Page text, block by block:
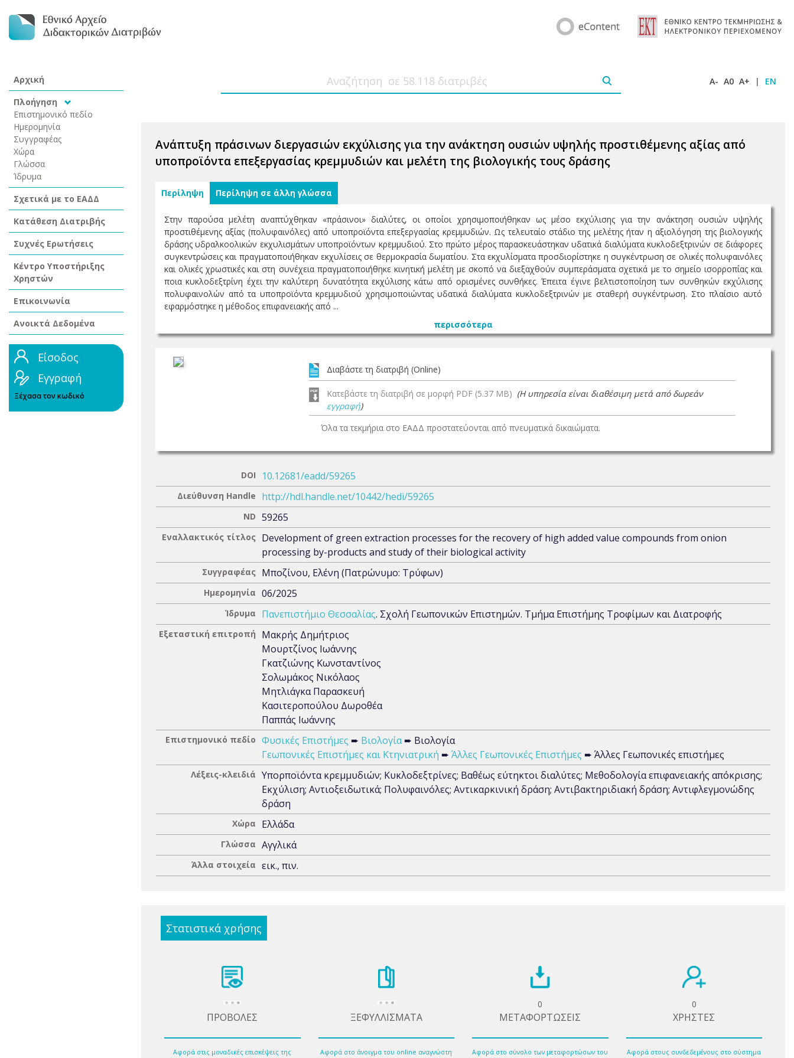
Αρχική
Πλοήγηση
Επιστημονικό πεδίο
Ημερομηνία
Συγγραφέας
Χώρα
Γλώσσα
Ίδρυμα
Σχετικά με το ΕΑΔΔ
Κατάθεση Διατριβής
Συχνές Ερωτήσεις
Κέντρο Υποστήριξης
Χρηστών
Επικοινωνία
Ανοικτά Δεδομένα
Είσοδος
Εγγραφή
Ξέχασα τον κωδικό
A- A0 A+ | EN
Ανάπτυξη πράσινων διεργασιών εκχύλισης για την ανάκτηση ουσιών υψηλής προστιθέμενης αξίας από
υποπροϊόντα επεξεργασίας κρεμμυδιών και μελέτη της βιολογικής τους δράσης
Περίληψη Περίληψη σε άλλη γλώσσα
Στην παρούσα μελέτη αναπτύχθηκαν «πράσινοι» διαλύτες, οι οποίοι χρησιμοποιήθηκαν ως μέσο εκχύλισης για την ανάκτηση ουσιών υψηλής
προστιθέμενης αξίας (πολυφαινόλες) από υποπροϊόντα επεξεργασίας κρεμμυδιών. Ως τελευταίο στάδιο της μελέτης ήταν η αξιολόγηση της βιολογικής
δράσης υδραλκοολικών εκχυλισμάτων υποπροϊόντων κρεμμυδιού. Στο πρώτο μέρος παρασκευάστηκαν υδατικά διαλύματα κυκλοδεξτρινών σε διάφορες
συγκεντρώσεις και πραγματοποιήθηκαν εκχυλίσεις σε θερμοκρασία δωματίου. Στα εκχυλίσματα προσδιορίστηκε η συγκέντρωση σε ολικές πολυφαινόλες
και ολικές χρωστικές και στη συνέχεια πραγματοποιήθηκε κινητική μελέτη με σκοπό να διεξαχθούν συμπεράσματα σχετικά με το σημείο ισορροπίας και
ποια κυκλοδεξτρίνη έχει την καλύτερη δυνατότητα εκχύλισης κάτω από ορισμένες συνθήκες. Έπειτα έγινε βελτιστοποίηση των συνθηκών εκχύλισης
πολυφαινολών από τα υποπροϊόντα κρεμμυδιού χρησιμοποιώντας υδατικά διαλύματα κυκλοδεξτρινών με σταθερή συγκέντρωση. Στο πλαίσιο αυτό
εφαρμόστηκε η μέθοδος επιφανειακής από ...
περισσότερα
Διαβάστε τη διατριβή (Online)
Κατεβάστε τη διατριβή σε μορφή PDF (5.37 MB) (Η υπηρεσία είναι διαθέσιμη μετά από δωρεάν
εγγραφή)
Όλα τα τεκμήρια στο ΕΑΔΔ προστατεύονται από πνευματικά δικαιώματα.
DOI 10.12681/eadd/59265
Διεύθυνση Handle http://hdl.handle.net/10442/hedi/59265
ND 59265
Εναλλακτικός τίτλος Development of green extraction processes for the recovery of high added value compounds from onion
processing by-products and study of their biological activity
Συγγραφέας Μποζίνου, Ελένη (Πατρώνυμο: Τρύφων)
Ημερομηνία 06/2025
Ίδρυμα Πανεπιστήμιο Θεσσαλίας. Σχολή Γεωπονικών Επιστημών. Τμήμα Επιστήμης Τροφίμων και Διατροφής
Εξεταστική επιτροπή
Μακρής Δημήτριος
Μουρτζίνος Ιωάννης
Γκατζιώνης Κωνσταντίνος
Σολωμάκος Νικόλαος
Μητλιάγκα Παρασκευή
Κασιτεροπούλου Δωροθέα
Παππάς Ιωάννης
Επιστημονικό πεδίο Φυσικές Επιστήμες ➨ Βιολογία➨ Βιολογία
Γεωπονικές Επιστήμες και Κτηνιατρική ➨ Άλλες Γεωπονικές Επιστήμες ➨ Άλλες Γεωπονικές επιστήμες
Λέξεις-κλειδιά Υπορποϊόντα κρεμμυδιών; Κυκλοδεξτρίνες; Βαθέως εύτηκτοι διαλύτες; Μεθοδολογία επιφανειακής απόκρισης;
Εκχύλιση; Αντιοξειδωτικά; Πολυφαινόλες; Αντικαρκινική δράση; Αντιβακτηριδιακή δράση; Αντιφλεγμονώδης
δράση
Χώρα Ελλάδα
Γλώσσα Αγγλικά
Άλλα στοιχεία εικ., πιν.
Στατιστικά χρήσης
ΠΡΟΒΟΛΕΣ
Αφορά στις μοναδικές επισκέψεις της
ΞΕΦΥΛΛΙΣΜΑΤΑ
Αφορά στο άνοιγμα του online αναγνώστη
0
ΜΕΤΑΦΟΡΤΩΣΕΙΣ
Αφορά στο σύνολο των μεταφορτώσων του
0
ΧΡΗΣΤΕΣ
Αφορά στους συνδεδεμένους στο σύστημα